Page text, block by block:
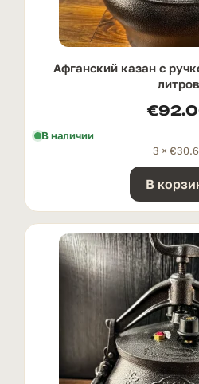
Афганский казан с
литров
€
В наличии
3 × €
В